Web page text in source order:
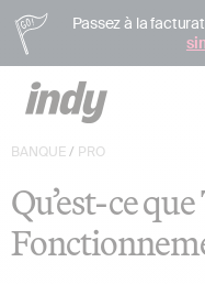
Passez à la
BANQUE/ PRO
Qu’est-ce